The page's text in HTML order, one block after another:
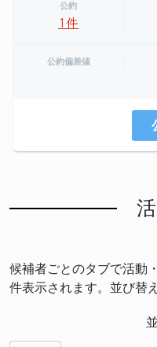
公約
1件
公約偏差値
候補者ごとのタブで活動
件表示されます。並び替